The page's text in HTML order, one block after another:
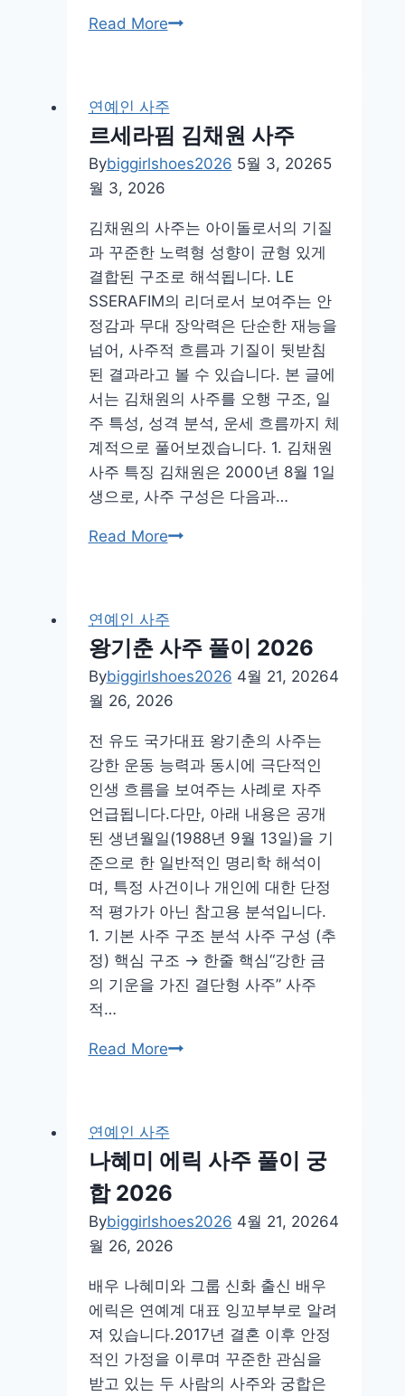
Read More환
곽
민
사
주
연예인 사주
르세라핌 김채원 사주
Bybiggirlshoes2026 5월 3, 20265
월 3, 2026
김채원의 사주는 아이돌로서의 기질
과 꾸준한 노력형 성향이 균형 있게
결합된 구조로 해석됩니다. LE
SSERAFIM의 리더로서 보여주는 안
정감과 무대 장악력은 단순한 재능을
넘어, 사주적 흐름과 기질이 뒷받침
된 결과라고 볼 수 있습니다. 본 글에
서는 김채원의 사주를 오행 구조, 일
주 특성, 성격 분석, 운세 흐름까지 체
계적으로 풀어보겠습니다. 1. 김채원
사주 특징 김채원은 2000년 8월 1일
생으로, 사주 구성은 다음과…
Read More르
채
원
사
주
연예인 사주
왕기춘 사주 풀이 2026
Bybiggirlshoes2026 4월 21, 20264
월 26, 2026
전 유도 국가대표 왕기춘의 사주는
강한 운동 능력과 동시에 극단적인
인생 흐름을 보여주는 사례로 자주
언급됩니다.다만, 아래 내용은 공개
된 생년월일(1988년 9월 13일)을 기
준으로 한 일반적인 명리학 해석이
며, 특정 사건이나 개인에 대한 단정
적 평가가 아닌 참고용 분석입니다.
1. 기본 사주 구조 분석 사주 구성 (추
정) 핵심 구조 → 한줄 핵심“강한 금
의 기운을 가진 결단형 사주” 사주
적…
Read More왕
풀
이
2026
연예인 사주
나혜미 에릭 사주 풀이 궁
합 2026
Bybiggirlshoes2026 4월 21, 20264
월 26, 2026
배우 나혜미와 그룹 신화 출신 배우
에릭은 연예계 대표 잉꼬부부로 알려
져 있습니다.2017년 결혼 이후 안정
적인 가정을 이루며 꾸준한 관심을
받고 있는 두 사람의 사주와 궁합은